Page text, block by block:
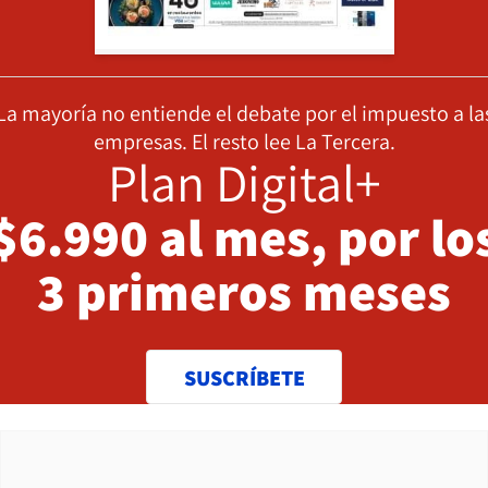
mayoría no entiende el debate por el impuesto a
empresas. El resto lee La Tercera.
Plan Digital+
al mes, por
3 primeros meses
SUSCRÍBETE